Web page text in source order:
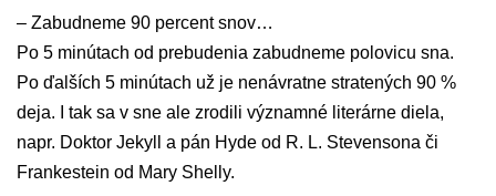
– Zabudneme 90 percent snov…
Po 5 minútach od prebudenia zabudneme polovicu sna.
Po ďalších 5 minútach už je nenávratne stratených 90 %
deja. I tak sa v sne ale zrodili významné literárne diela,
napr. Doktor Jekyll a pán Hyde od R. L. Stevensona či
Frankestein od Mary Shelly.